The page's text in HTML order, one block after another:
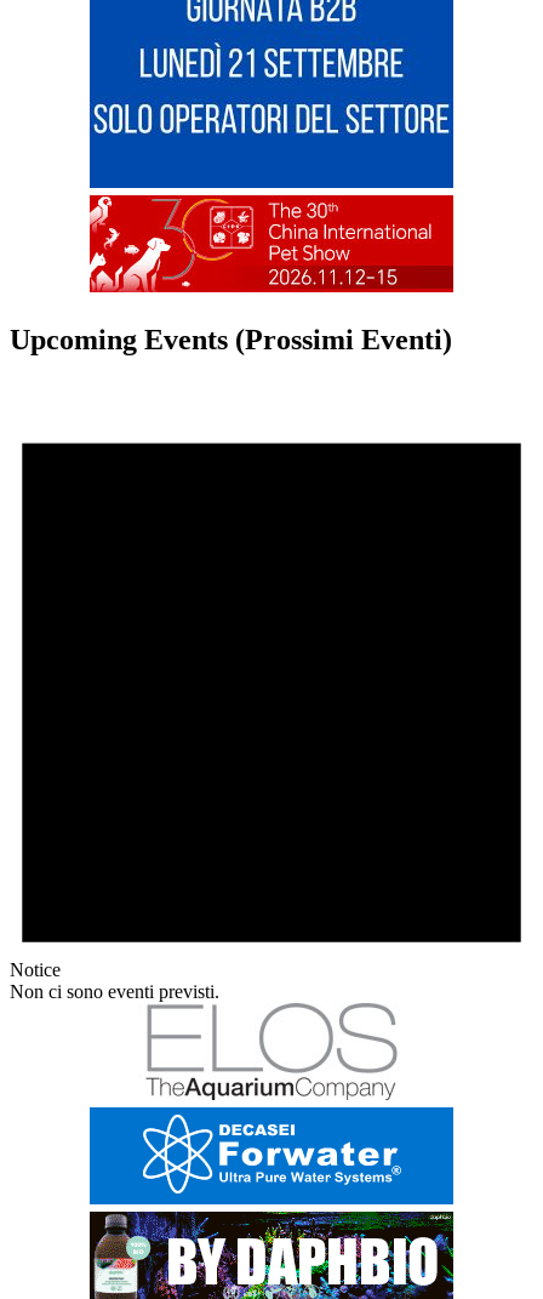
Upcoming Events (Prossimi Eventi)
Notice
Non ci sono eventi previsti.